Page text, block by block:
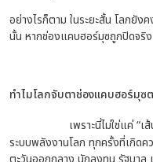
อย่างไรก็ตาม ในระยะสั้น โลกยั
นั้น หากช่องแคบฮอร์มุซถูกปิดจริ
ทำไมโลกจับตาช่องแคบฮอร์มุซ
เพราะนี่ไม่ใช่แค่ “
ระบบพลังงานโลก ทุกครั้งที่เกิดค